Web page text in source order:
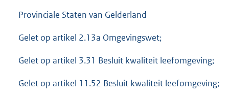
Provinciale Staten van Gelderland
Gelet op artikel 2.13a Omgevingswet;
Gelet op artikel 3.31 Besluit kwaliteit leefomgeving;
Gelet op artikel 11.52 Besluit kwaliteit leefomgeving;